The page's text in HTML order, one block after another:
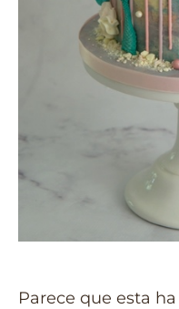
Parece que esta